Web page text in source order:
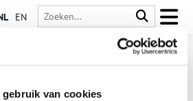
gebruik van cookies
EN